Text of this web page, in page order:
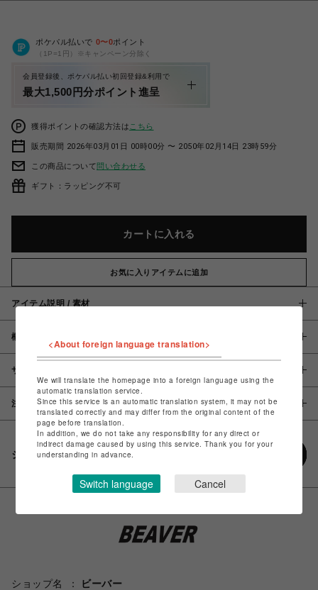
ポケパル払いで 0〜0ポイント
（1P=1円）※キャンペーン分除く
会員登録後、ポケパル払い初回登録&利用で
最大1,500円分ポイント進呈
獲得ポイントの確認方法は こちら
販売期間 2026年03月01日 00時00分 〜 2050年02月14日 23時59分
この商品について問い合わせる
ギフト：ラッピング不可
カートに入れる
お気に入りアイテムに追加
アイテム説明 / 素材
概要
サイズ
注意事項
シェアする
ショップ名
ビーバー
<About foreign language translation>
We will translate the homepage into a foreign language using the
automatic translation service.
Since this service is an automatic translation system, it may not be
translated correctly and may differ from the original content of the
page before translation.
In addition, we do not take any responsibility for any direct or
indirect damage caused by using this service. Thank you for your
understanding in advance.
Switch language Cancel